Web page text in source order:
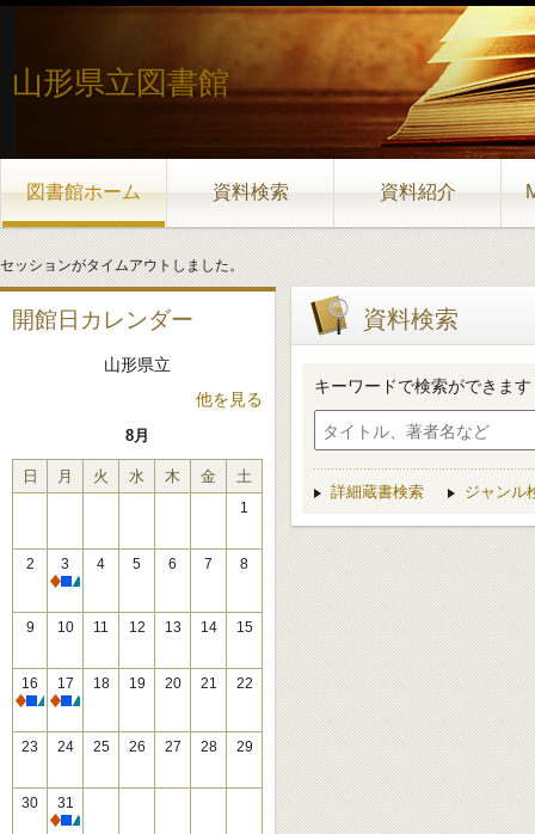
山形県立図書館
図書館ホーム 資料検索 資料紹介
セッションがタイムアウトしました。
開館日カレンダー
山形県立
他を見る
8月
日 月 火 水 木 金 土
1
2
3
休館
4 5 6 7 8
9 10 11 12 13 14 15
16
休館
17
休館
18 19 20 21 22
23 24 25 26 27 28 29
30
31
休館
資料検索
キーワードで検索ができます
詳細蔵書検索 ジャンル